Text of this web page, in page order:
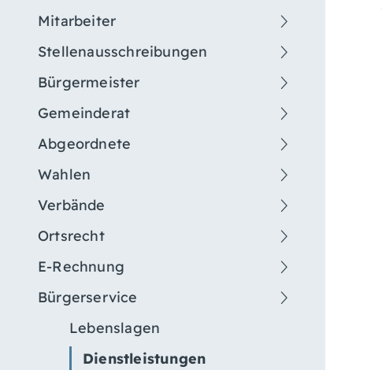
Mitarbeiter
Stellenausschreibungen
Bürgermeister
Gemeinderat
Abgeordnete
Wahlen
Verbände
Ortsrecht
E-Rechnung
Bürgerservice
Lebenslagen
Dienstleistungen